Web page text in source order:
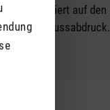
reduziert auf den
Fussabdruck.